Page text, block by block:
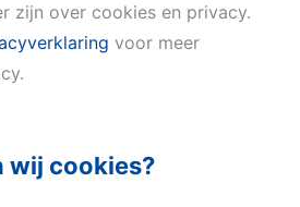
zijn over cookies en privacy.
voor meer
wij cookies?